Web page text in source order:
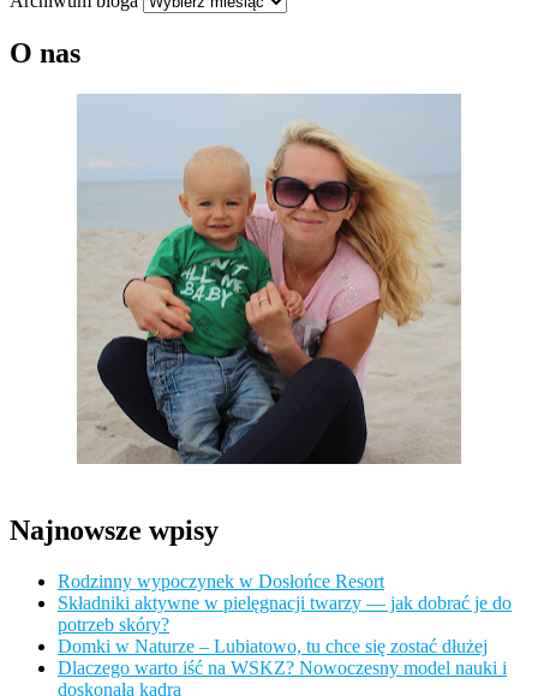
O nas
Najnowsze wpisy
Rodzinny wypoczynek w Dosłońce Resort
Składniki aktywne w pielęgnacji twarzy — jak dobrać je do
potrzeb skóry?
Domki w Naturze – Lubiatowo, tu chce się zostać dłużej
Dlaczego warto iść na WSKZ? Nowoczesny model nauki i
doskonała kadra